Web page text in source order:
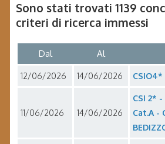
Sono stati trovati 1139
criteri di ricerca immessi
Dal Al
12/06/2026 14/06/2026 CSIO4*
11/06/2026 14/06/2026
CSI 2* -
Cat.A -